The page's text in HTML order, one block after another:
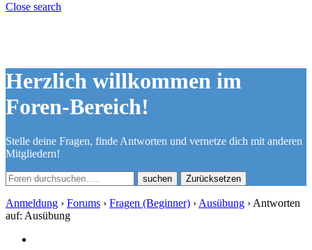
Close search
Herzlich willkommen im
Foren-Bereich!
Stelle deine Fragen, finde Antworten und vernetze dich mit anderen
Mitgliedern!
Zurücksetzen
Anmeldung › Forums › Fragen (Beginner) › Ausübung › Antworten
auf: Ausübung